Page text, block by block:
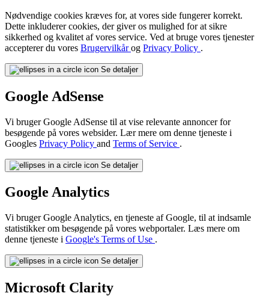
Nødvendige cookies kræves for, at vores side fungerer korrekt.
Dette inkluderer cookies, der giver os mulighed for at sikre
sikkerhed og kvalitet af vores service. Ved at bruge vores tjenester
accepterer du vores Brugervilkårog Privacy Policy .
Se detaljer
Google AdSense
Vi bruger Google AdSense til at vise relevante annoncer for
besøgende på vores websider. Lær mere om denne tjeneste i
Googles Privacy Policy and Terms of Service .
Se detaljer
Google Analytics
Vi bruger Google Analytics, en tjeneste af Google, til at indsamle
statistikker om besøgende på vores webportaler. Læs mere om
denne tjeneste i Google's Terms of Use .
Se detaljer
Microsoft Clarity